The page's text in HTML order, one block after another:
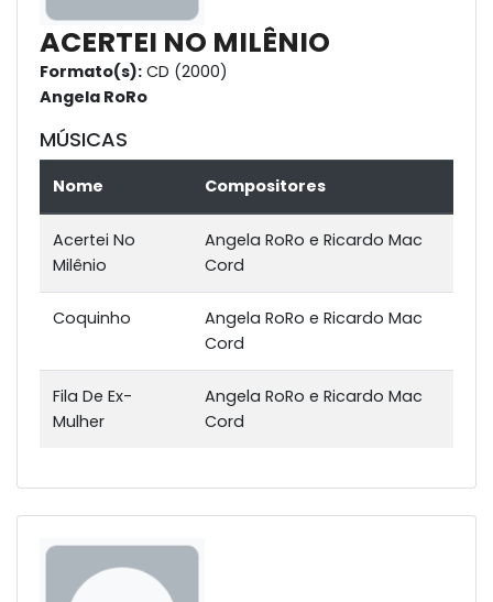
ACERTEI NO MILÊNIO
Formato(s): CD (2000)
Angela RoRo
MÚSICAS
Nome Compositores
Acertei No
Milênio
Angela RoRo e Ricardo Mac
Cord
Coquinho
Angela RoRo e Ricardo Mac
Cord
Fila De Ex-
Mulher
Angela RoRo e Ricardo Mac
Cord